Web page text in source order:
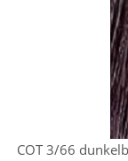
COT 3/66